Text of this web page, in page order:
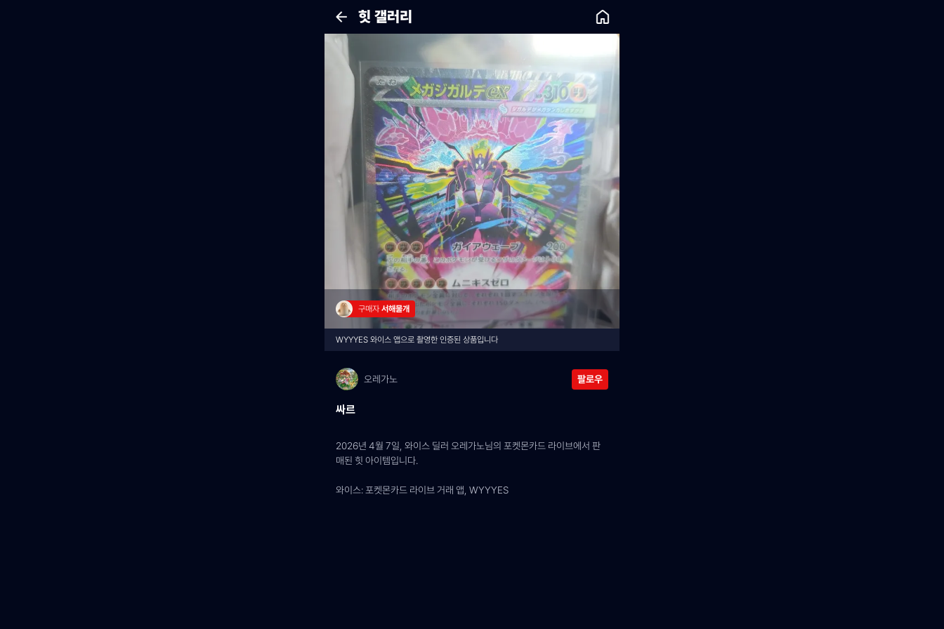
힛 갤러리
구매자 서해물개
WYYYES 와이스 앱으로 촬영한 인증된 상품입니다
오레가노 팔로우
싸르
2026년 4월 7일, 와이스 딜러 오레가노님의 포켓몬카드 라이브에서 판
매된 힛 아이템입니다.
와이스: 포켓몬카드 라이브 거래 앱, WYYYES